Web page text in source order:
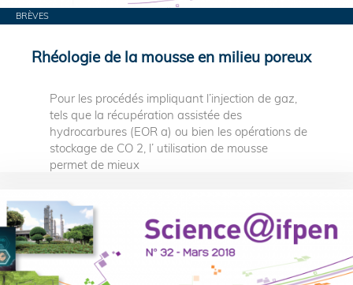
BRÈVES
Rhéologie de la mousse en milieu poreux
Pour les procédés impliquant l’injection de gaz,
tels que la récupération assistée des
hydrocarbures (EOR a) ou bien les opérations de
stockage de CO 2, l’ utilisation de mousse
permet de mieux